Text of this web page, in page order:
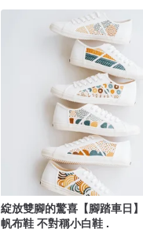
綻放雙腳的驚喜【腳踏車日
帆布鞋 不對稱小白鞋 .